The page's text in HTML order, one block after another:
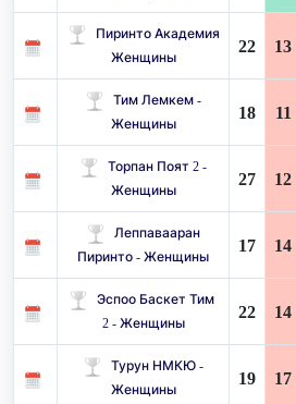
Пиринто Академия
Женщины
22 13
Тим Лемкем -
Женщины
18 11
Торпан Поят 2 -
Женщины
27 12
Леппавааран
Пиринто - Женщины
17 14
Эспоо Баскет Тим ​​
2 - Женщины
22 14
Турун НМКЮ -
Женщины
19 17